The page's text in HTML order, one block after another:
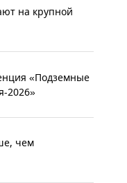
на крупной
«Подземные
2026»
чем